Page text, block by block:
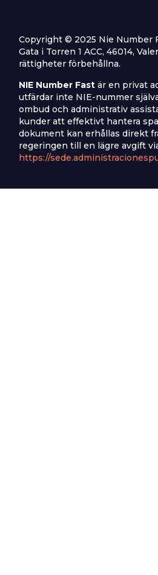
Copyright © 2025 Nie Number
Gata i Torren 1 ACC, 46014,
rättigheter förbehållna.
NIE Number Fast är en privat
utfärdar inte NIE-nummer
ombud och administrativ
kunder att effektivt hantera
dokument kan erhållas direkt
regeringen till en lägre avgift
https://